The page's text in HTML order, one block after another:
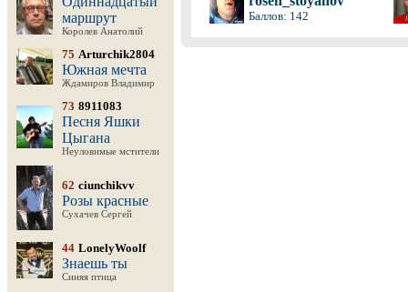
маршрут
Королев Анатолий
75 Arturchik2804
Южная мечта
Ждамиров Владимир
73 8911083
Песня Яшки
Цыгана
Неуловимые мстители
62 ciunchikvv
Розы красные
Сухачев Сергей
44 LonelyWoolf
Знаешь ты
Синяя птица
Баллов: 142